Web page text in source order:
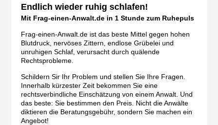
Endlich wieder ruhig schlafen!
Mit Frag-einen-Anwalt.de in 1 Stunde zum Ruhepuls
Frag-einen-Anwalt.de ist das beste Mittel gegen hohen
Blutdruck, nervöses Zittern, endlose Grübelei und
unruhigen Schlaf, verursacht durch quälende
Rechtsprobleme.
Schildern Sir Ihr Problem und stellen Sie Ihre Fragen.
Innerhalb kürzester Zeit bekommen Sie eine
rechtsverbindliche Einschätzung von einem Anwalt. Und
das beste: Sie bestimmen den Preis. Nicht die Anwälte
diktieren die Beratungsgebühr, sondern Sie machen ein
Angebot!